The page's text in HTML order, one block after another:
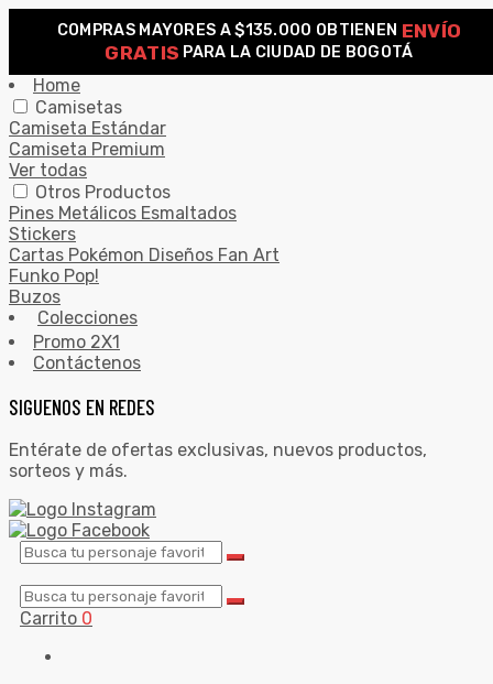
COMPRAS MAYORES A $135.000 OBTIENEN ENVÍO
GRATIS PARA LA CIUDAD DE BOGOTÁ
SEARCH
Home
Camisetas
Camiseta Estándar
Camiseta Premium
Ver todas
Otros Productos
Pines Metálicos Esmaltados
Stickers
Cartas Pokémon Diseños Fan Art
Funko Pop!
Buzos
Colecciones
Promo 2X1
Contáctenos
SIGUENOS EN REDES
Entérate de ofertas exclusivas, nuevos productos,
sorteos y más.
Carrito 0